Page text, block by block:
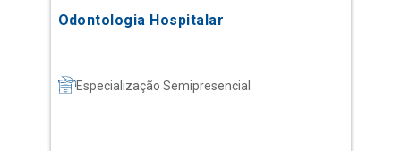
Odontologia Hospitalar
Especialização Semipresencial